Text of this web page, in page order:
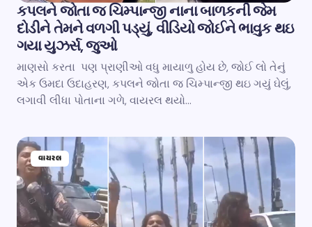
કપલને જોતા જ ચિમ્પાન્જી નાના બાળકની જેમ
દોડીને તેમને વળગી પડ્યું, વીડિયો જોઈને ભાવુક થઇ
ગયા યુઝર્સ, જુઓ
માણસો કરતા પણ પ્રાણીઓ વધુ માયાળુ હોય છે, જોઈ લો તેનું
એક ઉમદા ઉદાહરણ, કપલને જોતા જ ચિમ્પાન્જી થઇ ગયું ઘેલું,
લગાવી લીધા પોતાના ગળે, વાયરલ થયો…
વાયરલ